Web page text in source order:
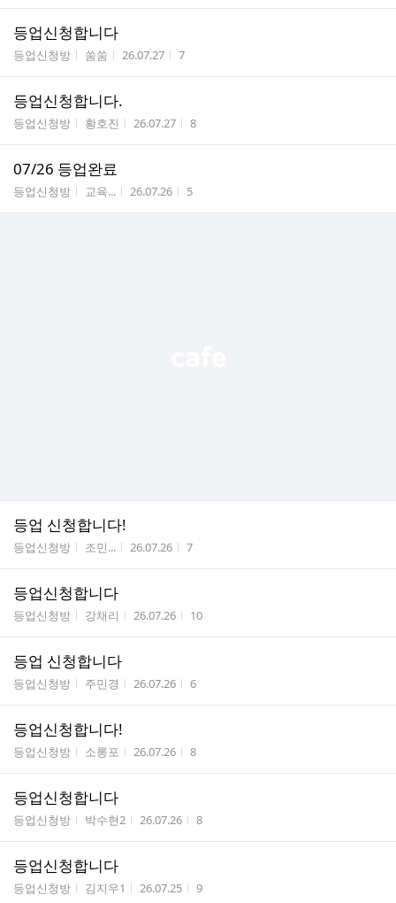
등업신청합니다
게시판명
등업신청방 작성자
쑴쑴 작성시간
26.07.27 조회수
7
등업신청합니다.
게시판명
등업신청방 작성자
황호진 작성시간
26.07.27 조회수
8
07/26 등업완료
게시판명
등업신청방 작성자
교육... 작성시간
26.07.26 조회수
5
등업 신청합니다!
게시판명
등업신청방 작성자
조민... 작성시간
26.07.26 조회수
7
등업신청합니다
게시판명
등업신청방 작성자
강채리 작성시간
26.07.26 조회수
10
등업 신청합니다
게시판명
등업신청방 작성자
주민경 작성시간
26.07.26 조회수
6
등업신청합니다!
게시판명
등업신청방 작성자
소롱포 작성시간
26.07.26 조회수
8
등업신청합니다
게시판명
등업신청방 작성자
박수현2 작성시간
26.07.26 조회수
8
등업신청합니다
게시판명
등업신청방 작성자
김지우1 작성시간
26.07.25 조회수
9